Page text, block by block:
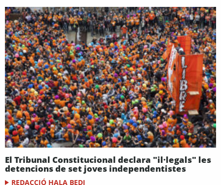
El Tribunal Constitucional declara "il·legals" les
detencions de set joves independentistes
REDACCIÓ HALA BEDI